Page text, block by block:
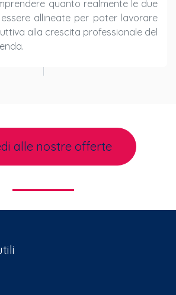
quanto realmente le due
allineate per poter lavorare
alla crescita professionale del
alle nostre offerte